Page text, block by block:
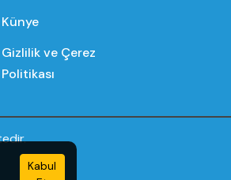
Kabul
Künye
Gizlilik ve Çerez
Politikası